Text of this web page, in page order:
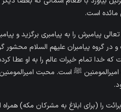
مائده است.
پیامبرش را به پیامبرى برگزید و
گروه پیامبران علیهم السلام محشور
خدا تمام خیرات عالم را به او عطا
امیرالمومنین ﷺ است. محبت
را (براى ابلاغ به مشرکان مکه) همراه